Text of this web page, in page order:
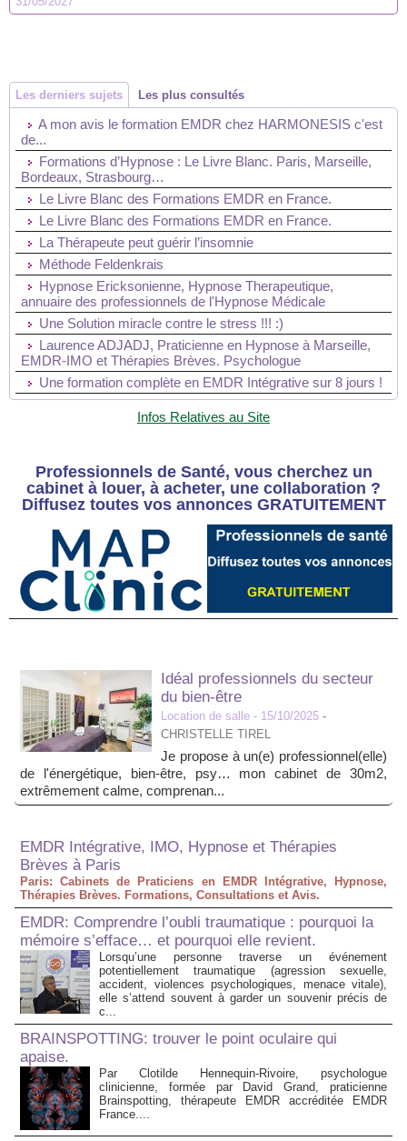
Les derniers sujets Les plus consultés
A mon avis le formation EMDR chez HARMONESIS c'est
de...
Formations d’Hypnose : Le Livre Blanc. Paris, Marseille,
Bordeaux, Strasbourg…
Le Livre Blanc des Formations EMDR en France.
Le Livre Blanc des Formations EMDR en France.
La Thérapeute peut guérir l’insomnie
Méthode Feldenkrais
Hypnose Ericksonienne, Hypnose Therapeutique,
annuaire des professionnels de l'Hypnose Médicale
Une Solution miracle contre le stress !!! :)
Laurence ADJADJ, Praticienne en Hypnose à Marseille,
EMDR-IMO et Thérapies Brèves. Psychologue
Une formation complète en EMDR Intégrative sur 8 jours !
Infos Relatives au Site
Professionnels de Santé, vous cherchez un
cabinet à louer, à acheter, une collaboration ?
Diffusez toutes vos annonces GRATUITEMENT
Idéal professionnels du secteur
du bien-être
Location de salle - 15/10/2025 -
CHRISTELLE TIREL
Je propose à un(e) professionnel(elle)
de l'énergétique, bien-être, psy… mon cabinet de 30m2,
extrêmement calme, comprenan...
EMDR Intégrative, IMO, Hypnose et Thérapies
Brèves à Paris
Paris: Cabinets de Praticiens en EMDR Intégrative, Hypnose,
Thérapies Brèves. Formations, Consultations et Avis.
EMDR: Comprendre l’oubli traumatique : pourquoi la
mémoire s’efface… et pourquoi elle revient.
Lorsqu’une personne traverse un événement
potentiellement traumatique (agression sexuelle,
accident, violences psychologiques, menace vitale),
elle s’attend souvent à garder un souvenir précis de
c...
BRAINSPOTTING: trouver le point oculaire qui
apaise.
Par Clotilde Hennequin-Rivoire, psychologue
clinicienne, formée par David Grand, praticienne
Brainspotting, thérapeute EMDR accréditée EMDR
France....